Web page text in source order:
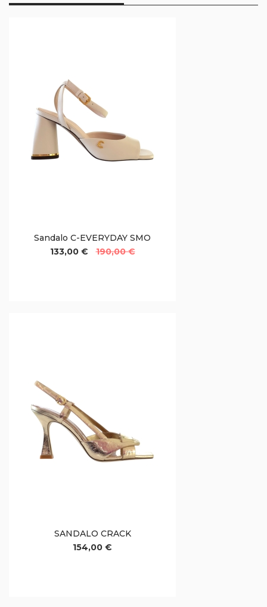
Sandalo C-EVERYDAY SMO
133,00 €
190,00 €
SANDALO CRACK
154,00 €